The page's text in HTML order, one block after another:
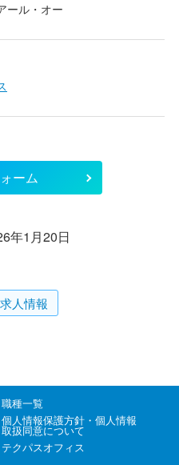
ール・オー
ーム
年1月20日
人情報
職種一覧
個人情報保護方針・個人情報
取扱同意について
テクパスオフィス